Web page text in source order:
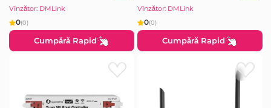
Vînzător: DMLink
0(0)
Cumpără Rapid
Vînzător: DMLink
0(0)
Cumpără Rapid